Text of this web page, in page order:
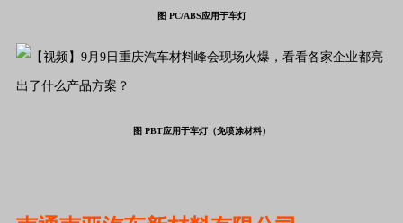
图 PC/ABS应用于车灯
图 PBT应用于车灯（免喷涂材料）